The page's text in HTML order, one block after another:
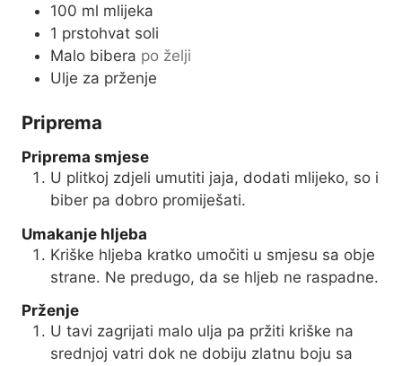
100 ml mlijeka
1 prstohvat soli
Malo bibera po želji
Ulje za prženje
Priprema
Priprema smjese
U plitkoj zdjeli umutiti jaja, dodati mlijeko, so i
biber pa dobro promiješati.
Umakanje hljeba
Kriške hljeba kratko umočiti u smjesu sa obje
strane. Ne predugo, da se hljeb ne raspadne.
Prženje
U tavi zagrijati malo ulja pa pržiti kriške na
srednjoj vatri dok ne dobiju zlatnu boju sa